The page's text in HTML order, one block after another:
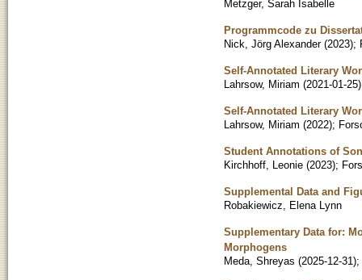
Metzger, Sarah Isabelle
Programmcode zu
Nick, Jörg Alexander (2023);
Self-Annotated Literary
Lahrsow, Miriam (2021-01-25)
Self-Annotated Literary
Lahrsow, Miriam (2022);
Student Annotations of
Kirchhoff, Leonie (2023);
Supplemental Data and
Robakiewicz, Elena Lynn
Supplementary Data for:
Morphogens
Meda, Shreyas (2025-12-31);